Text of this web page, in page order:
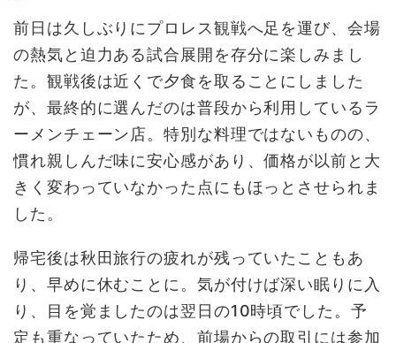
前日は久しぶりにプロレス観戦へ足を運び、会場
の熱気と迫力ある試合展開を存分に楽しみまし
た。観戦後は近くで夕食を取ることにしました
が、最終的に選んだのは普段から利用しているラ
ーメンチェーン店。特別な料理ではないものの、
慣れ親しんだ味に安心感があり、価格が以前と大
きく変わっていなかった点にもほっとさせられま
した。
帰宅後は秋田旅行の疲れが残っていたこともあ
り、早めに休むことに。気が付けば深い眠りに入
り、目を覚ましたのは翌日の10時頃でした。予
定も重なっていたため、前場からの取引には参加